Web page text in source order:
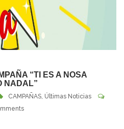
“TI ES A NOSA
NADAL”
CAMPAÑAS, Últimas Noticias